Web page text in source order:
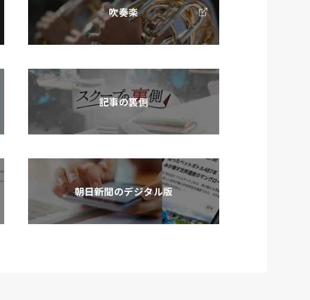
吹奏楽
記事の裏側
朝日新聞のデジタル版